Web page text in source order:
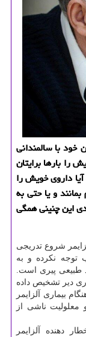
با سالمندانی
را بارها برایتان
داروی خویش را
و یا حتی به
این چنینی همگی
شروع تدریجی
توجه نكرده و به
طبیعی پیری است.
دیر تشخیص داده
بیماری آلزایمر
ناشی از
دهنده آلزایمر